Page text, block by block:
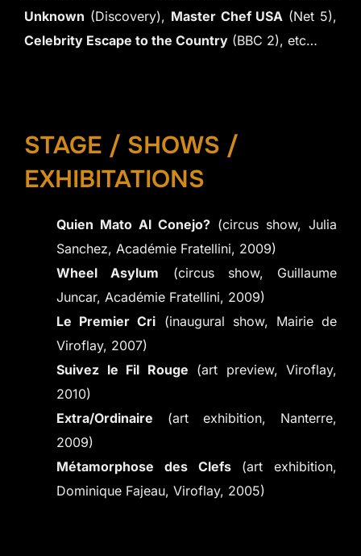
Unknown (Discovery), Master Chef USA (Net 5),
Celebrity Escape to the Country (BBC 2), etc…
STAGE / SHOWS /
EXHIBITATIONS
Quien Mato Al Conejo? (circus show, Julia
Sanchez, Académie Fratellini, 2009)
Wheel Asylum (circus show, Guillaume
Juncar, Académie Fratellini, 2009)
Le Premier Cri (inaugural show, Mairie de
Viroflay, 2007)
Suivez le Fil Rouge (art preview, Viroflay,
2010)
Extra/Ordinaire (art exhibition, Nanterre,
2009)
Métamorphose des Clefs(art exhibition,
Dominique Fajeau, Viroflay, 2005)